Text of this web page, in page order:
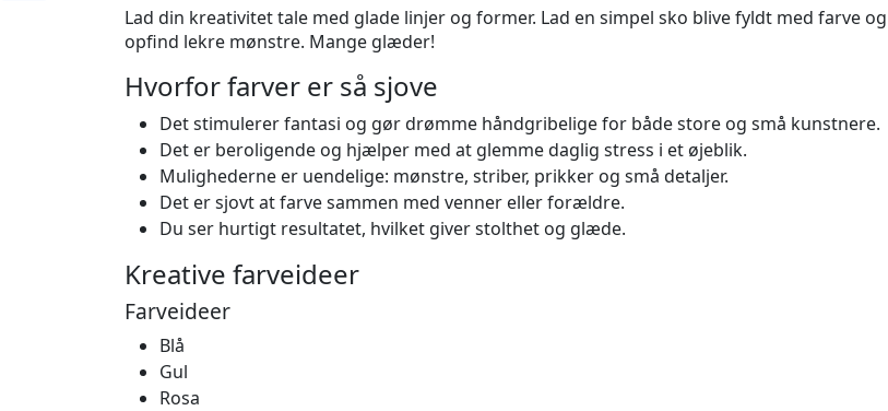
Lad din kreativitet tale med glade linjer og former. Lad en simpel sko blive fyldt med farve og
opfind lekre mønstre. Mange glæder!
Hvorfor farver er så sjove
Det stimulerer fantasi og gør drømme håndgribelige for både store og små kunstnere.
Det er beroligende og hjælper med at glemme daglig stress i et øjeblik.
Mulighederne er uendelige: mønstre, striber, prikker og små detaljer.
Det er sjovt at farve sammen med venner eller forældre.
Du ser hurtigt resultatet, hvilket giver stolthet og glæde.
Kreative farveideer
Farveideer
Blå
Gul
Rosa